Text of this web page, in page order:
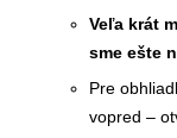
Veľa krát
sme ešte
Pre
vopred –